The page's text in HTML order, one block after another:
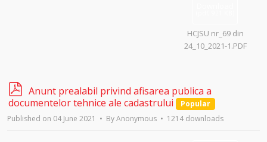
HCJSU nr_69 din
24_10_2021-1.PDF
p
d
Anunt prealabil privind afisarea publica a
documentelor tehnice ale cadastrului
Popular
Published on 04 June 2021
ByAnonymous 1214 downloads